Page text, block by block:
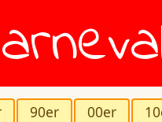
90er 00er